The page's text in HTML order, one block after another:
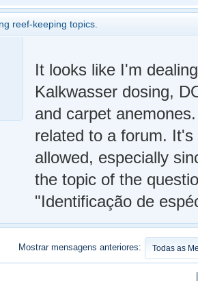
reef-keeping topics.
It looks like I'm
Kalkwasser dosing,
and carpet
related to a forum.
allowed, especially
the topic of the
"Identificação de
Mostrar mensagens anteriores: